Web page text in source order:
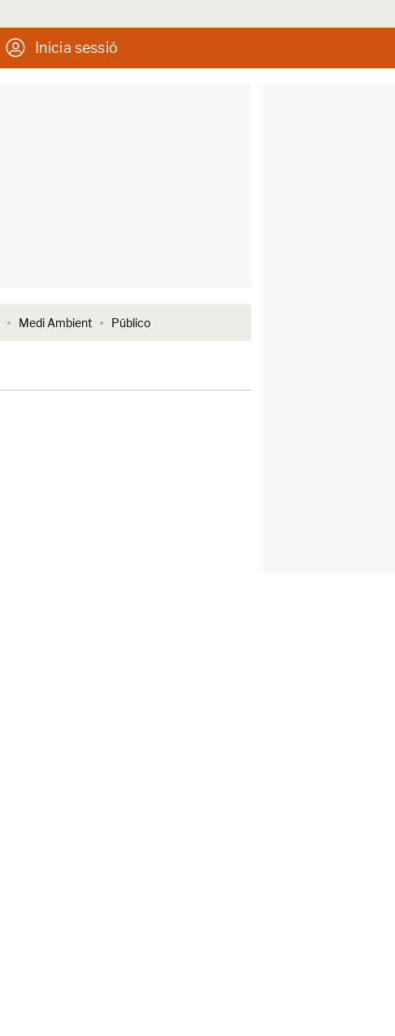
Inicia sessió
Medi Ambient Público